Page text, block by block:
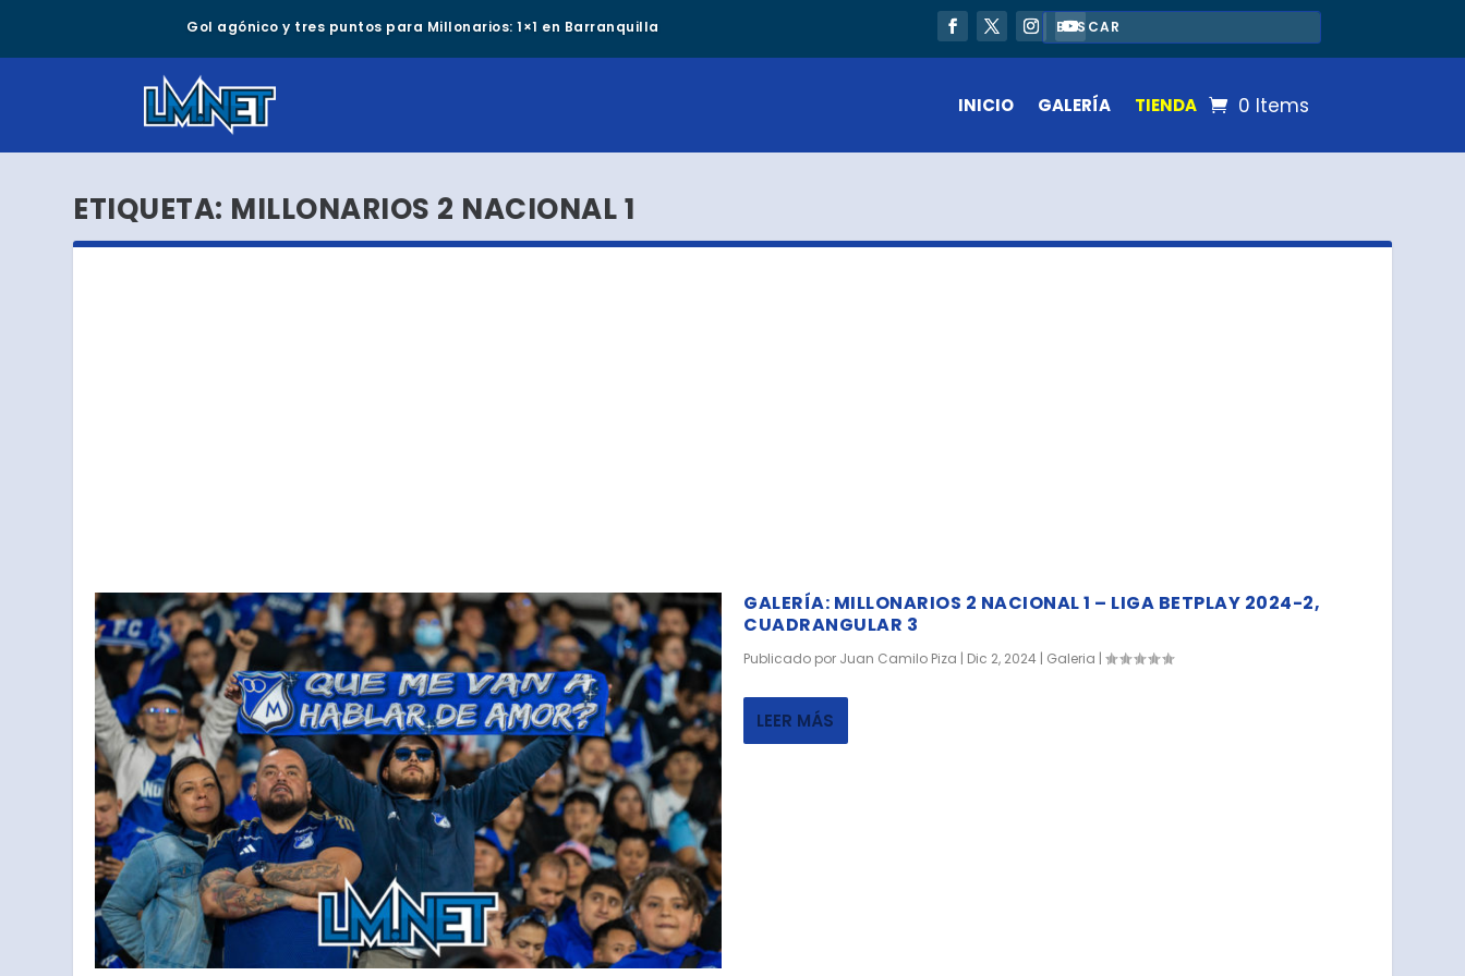
Gol agónico y tres puntos para Millonarios: 1×1 en Barranquilla
INICIO GALERÍA TIENDA 0 Items
ETIQUETA: MILLONARIOS 2 NACIONAL 1
GALERÍA: MILLONARIOS 2 NACIONAL 1 – LIGA BETPLAY 2024-2,
CUADRANGULAR 3
Publicado por Juan Camilo Piza | Dic 2, 2024 | Galeria |
LEER MÁS